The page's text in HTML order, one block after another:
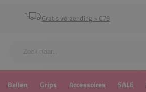
Gratis verzending > €79
Ballen Grips Accessoires SALE